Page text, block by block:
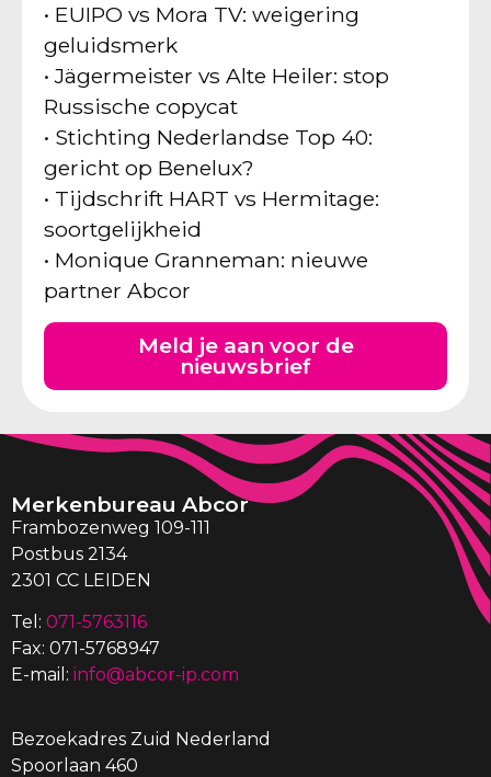
• EUIPO vs Mora TV: weigering
geluidsmerk
• Jägermeister vs Alte Heiler: stop
Russische copycat
• Stichting Nederlandse Top 40:
gericht op Benelux?
• Tijdschrift HART vs Hermitage:
soortgelijkheid
• Monique Granneman: nieuwe
partner Abcor
Meld je aan voor de
nieuwsbrief
Merkenbureau Abcor
Frambozenweg 109-111
Postbus 2134
2301 CC LEIDEN
Tel: 071-5763116
Fax: 071-5768947
E-mail: info@abcor-ip.com
Bezoekadres Zuid Nederland
Spoorlaan 460